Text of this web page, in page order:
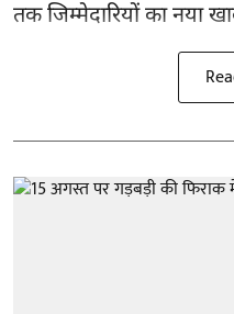
तक जिम्मेदारियों का नया